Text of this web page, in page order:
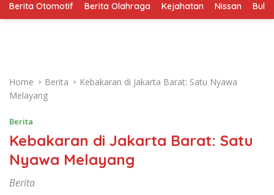
o
Berita Otomotif Berita Olahraga Kejahatan Nissan
Home Berita
Kebakaran di Jakarta Barat: Satu Nyawa
Melayang
Berita
Kebakaran di Jakarta Barat: Satu
Nyawa Melayang
Berita